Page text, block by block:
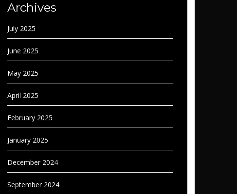
Archives
July 2025
June 2025
May 2025
April 2025
February 2025
January 2025
December 2024
September 2024